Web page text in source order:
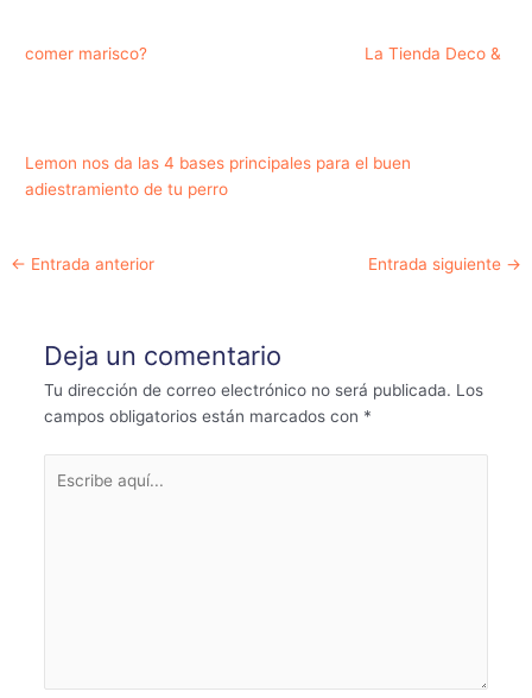
comer marisco? La Tienda Deco &
Lemon nos da las 4 bases principales para el buen
adiestramiento de tu perro
Navegación
← Entrada anterior Entrada siguiente →
Deja un comentario
Tu dirección de correo electrónico no será publicada. Los
campos obligatorios están marcados con *
aquí...